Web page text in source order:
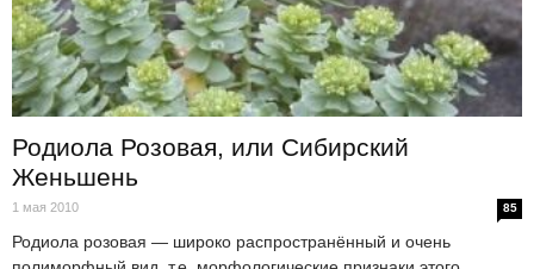
Родиола Розовая, или Сибирский
Женьшень
1 мая 2010 85
Родиола розовая — широко распространённый и очень